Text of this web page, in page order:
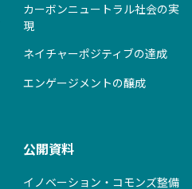
カーボンニュートラル社会の実
現
ネイチャーポジティブの達成
エンゲージメントの醸成
公開資料
イノベーション・コモンズ整備